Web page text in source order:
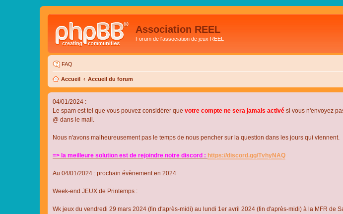
Association REEL
Forum de l'association de jeux REEL
FAQ
Accueil Accueil du forum
04/01/2024 :
Le spam est tel que vous pouvez considérer que votre compte ne sera jamais activé si vous n'envoyez
@ dans le mail.
Nous n'avons malheureusement pas le temps de nous pencher sur la question dans les jours qui viennent.
=> la meilleure solution est de rejoindre notre discord : https://discord.gg/TvhyNAQ
Au 04/01/2024 : prochain évènement en 2024
Week-end JEUX de Printemps :
Wk jeux du vendredi 29 mars 2024 (fin d'après-midi) au lundi 1er avril 2024 (fin d'après-midi) à la MFR de